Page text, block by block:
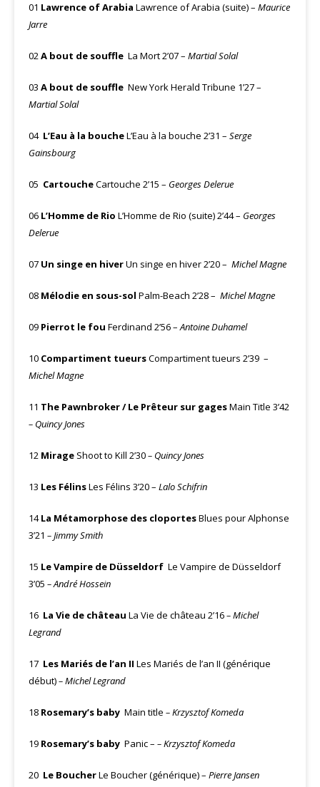
01 Lawrence of Arabia Lawrence of Arabia (suite) – Maurice
Jarre
02A bout de souffle La Mort 2’07 – Martial Solal
03 A bout de souffle New York Herald Tribune 1’27 –
Martial Solal
04 L’Eau à la boucheL’Eau à la bouche 2’31 – Serge
Gainsbourg
05 CartoucheCartouche 2’15 – Georges Delerue
06 L’Homme de Rio L’Homme de Rio (suite) 2’44 – Georges
Delerue
07 Un singe en hiverUn singe en hiver 2’20 – Michel Magne
08 Mélodie en sous-sol Palm-Beach 2’28 – Michel Magne
09 Pierrot le fou Ferdinand 2’56 –Antoine Duhamel
10 Compartiment tueursCompartiment tueurs 2’39 –
Michel Magne
11 The Pawnbroker / Le Prêteur sur gagesMain Title 3’42
– Quincy Jones
12 Mirage Shoot to Kill 2’30– Quincy Jones
13 Les FélinsLes Félins 3’20 – Lalo Schifrin
14La Métamorphose des cloportesBlues pour Alphonse
3’21 – Jimmy Smith
15 Le Vampire de Düsseldorf Le Vampire de Düsseldorf
3’05 – André Hossein
16 La Vie de château La Vie de château 2’16– Michel
Legrand
17 Les Mariés de l’an II Les Mariés de l’an II (générique
début)– Michel Legrand
18 Rosemary’s baby Main title – Krzysztof Komeda
19 Rosemary’s baby Panic – – Krzysztof Komeda
20 Le BoucherLe Boucher (générique) – Pierre Jansen